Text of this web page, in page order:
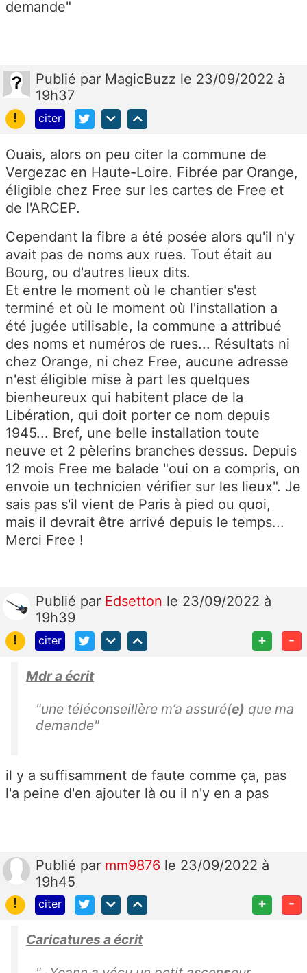
demande"
Publié par MagicBuzz le 23/09/2022 à
19h37
!
citer
Ouais, alors on peu citer la commune de
Vergezac en Haute-Loire. Fibrée par Orange,
éligible chez Free sur les cartes de Free et
de l'ARCEP.
Cependant la fibre a été posée alors qu'il n'y
avait pas de noms aux rues. Tout était au
Bourg, ou d'autres lieux dits.
Et entre le moment où le chantier s'est
terminé et où le moment où l'installation a
été jugée utilisable, la commune a attribué
des noms et numéros de rues... Résultats ni
chez Orange, ni chez Free, aucune adresse
n'est éligible mise à part les quelques
bienheureux qui habitent place de la
Libération, qui doit porter ce nom depuis
1945... Bref, une belle installation toute
neuve et 2 pèlerins branches dessus. Depuis
12 mois Free me balade "oui on a compris, on
envoie un technicien vérifier sur les lieux". Je
sais pas s'il vient de Paris à pied ou quoi,
mais il devrait être arrivé depuis le temps...
Merci Free !
Publié par Edsetton le 23/09/2022 à
19h39
!
citer + -
Mdr a écrit
"une téléconseillère m’a assuré(e) que ma
demande"
il y a suffisamment de faute comme ça, pas
l'a peine d'en ajouter là ou il n'y en a pas
Publié par mm9876 le 23/09/2022 à
19h45
!
citer + -
Caricatures a écrit